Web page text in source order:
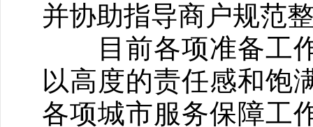
并协助指导商户规范
目前各项准备工作
以高度的责任感和饱
各项城市服务保障工